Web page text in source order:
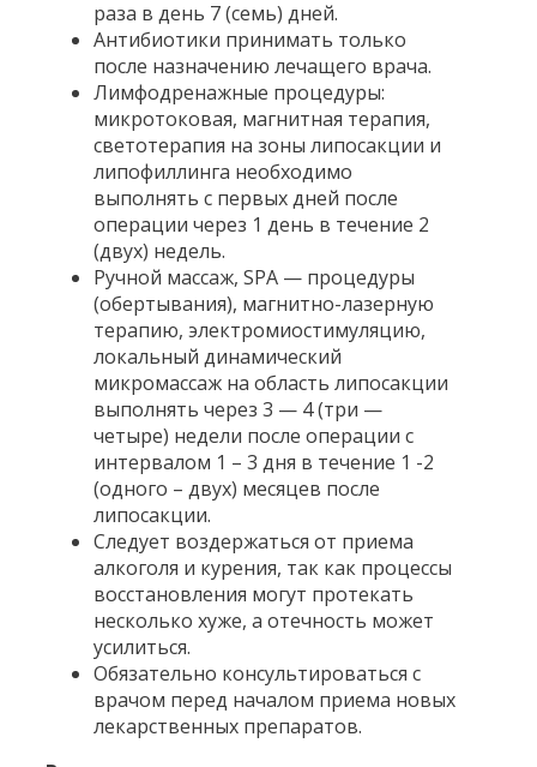
раза в день 7 (семь) дней.
Антибиотики принимать только
после назначению лечащего врача.
Лимфодренажные процедуры:
микротоковая, магнитная терапия,
светотерапия на зоны липосакции и
липофиллинга необходимо
выполнять с первых дней после
операции через 1 день в течение 2
(двух) недель.
Ручной массаж, SPA — процедуры
(обертывания), магнитно-лазерную
терапию, электромиостимуляцию,
локальный динамический
микромассаж на область липосакции
выполнять через 3 — 4 (три —
четыре) недели после операции с
интервалом 1 – 3 дня в течение 1 -2
(одного – двух) месяцев после
липосакции.
Следует воздержаться от приема
алкоголя и курения, так как процессы
восстановления могут протекать
несколько хуже, а отечность может
усилиться.
Обязательно консультироваться с
врачом перед началом приема новых
лекарственных препаратов.